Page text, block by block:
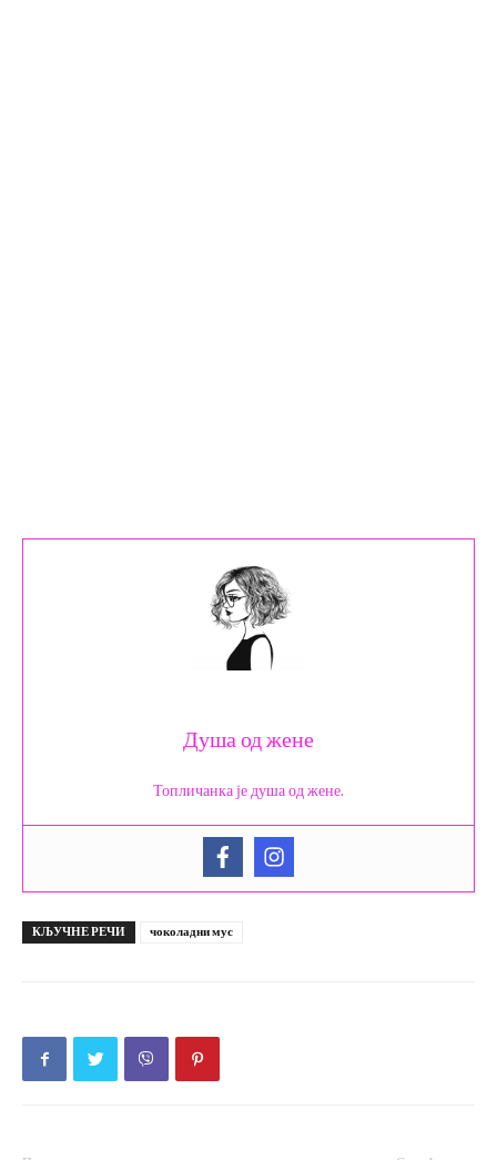
Душа од жене
Топличанка је душа од жене.
КЉУЧНЕ РЕЧИ чоколадни мус